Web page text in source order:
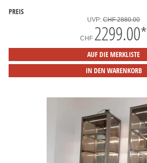
PREIS
UVP: CHF 2880.00
CHF 2299.00*
AUF DIE MERKLISTE
IN DEN WARENKORB